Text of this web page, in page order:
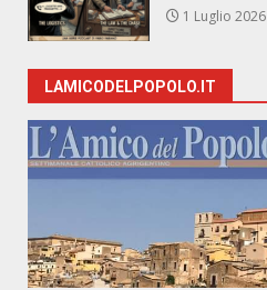
1 Luglio 2026
LAMICODELPOPOLO.IT